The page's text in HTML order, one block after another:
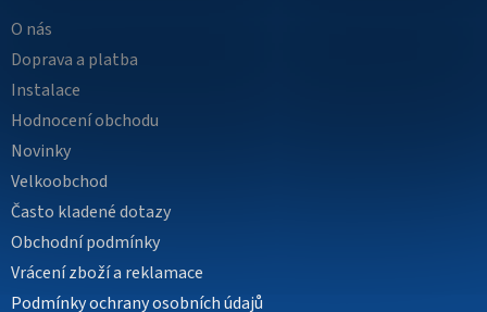
O nás
Doprava a platba
Instalace
Hodnocení obchodu
Novinky
Velkoobchod
Často kladené dotazy
Obchodní podmínky
Vrácení zboží a reklamace
Podmínky ochrany osobních údajů